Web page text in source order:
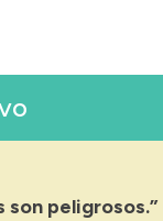
son peligrosos.”